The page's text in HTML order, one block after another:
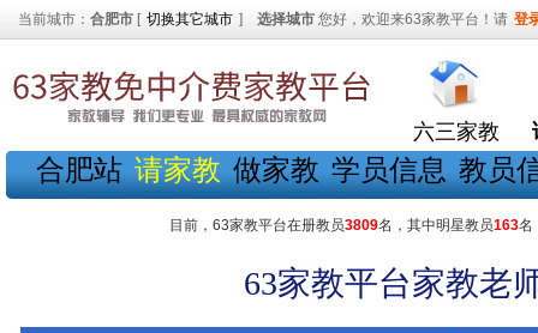
当前城市： 合肥市 [ 切换其它城市 ] 选择城市 您好，欢迎来63家教平台！请 登
六三家教
合肥站 请家教 做家教 学员信息 教员
目前，63家教平台在册教员3809名，其中明星教员163名
63家教平台家教老